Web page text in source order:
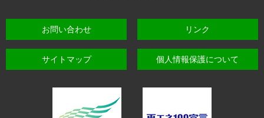
お問い合わせ リンク
サイトマップ 個人情報保護について